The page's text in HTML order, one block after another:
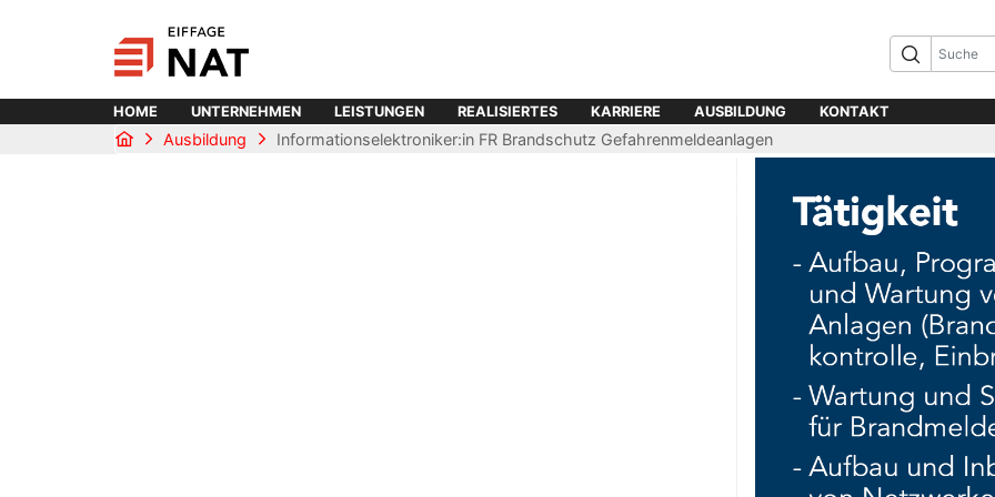
HOME UNTERNEHMEN LEISTUNGEN REALISIERTES KARRIERE AUSBILDUNG KONTAKT
Ausbildung Informationselektroniker:in FR Brandschutz Gefahrenmeldeanlagen